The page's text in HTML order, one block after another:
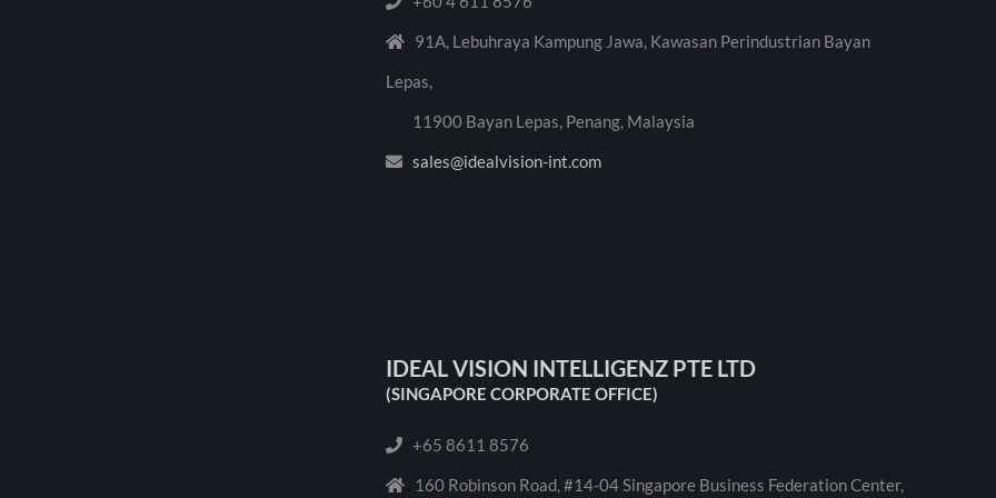
91A, Lebuhraya Kampung Jawa, Kawasan Perindustrian Bayan
Lepas,
11900 Bayan Lepas, Penang, Malaysia
sales@idealvision-int.com
IDEAL VISION INTELLIGENZ PTE LTD
(SINGAPORE CORPORATE OFFICE)
+65 8611 8576
160 Robinson Road, #14-04 Singapore Business Federation Center,